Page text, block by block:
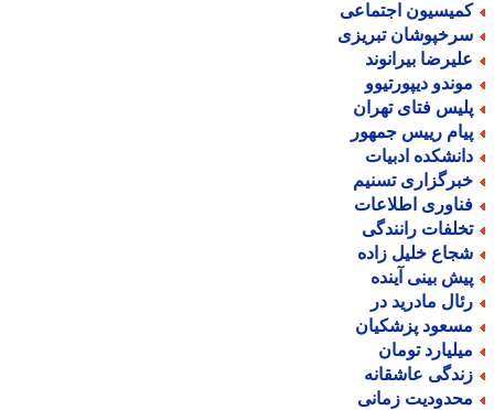
اجتماعی
تبریزی
بیرانوند
دیپورتیوو
فتای تهران
رییس جمهور
ادبیات
تسنیم
اطلاعات
رانندگی
خلیل زاده
بینی آینده
مادرید در
پزشکیان
تومان
عاشقانه
زمانی